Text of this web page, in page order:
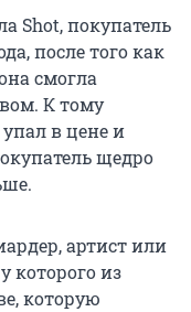
Shot, покупатель
после того как
смогла
К тому
в цене и
щедро
артист или
которого из
которую